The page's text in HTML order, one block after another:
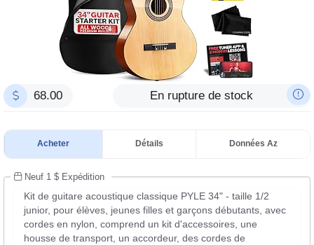
68.00 En rupture de stock
Acheter Détails Données Az
Neuf 1 $ Expédition
Kit de guitare acoustique classique PYLE 34" - taille 1/2
junior, pour élèves, jeunes filles et garçons débutants, avec
cordes en nylon, comprend un kit d'accessoires, une
housse de transport, un accordeur, des cordes de